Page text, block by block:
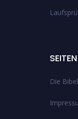
SEITEN
Die Bibel